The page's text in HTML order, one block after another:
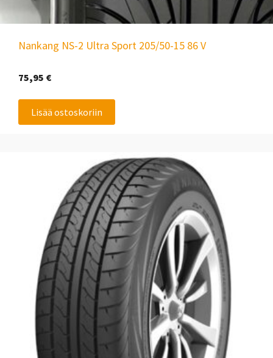
Nankang NS-2 Ultra Sport 205/50-15 86 V
75,95 €
Lisää ostoskoriin